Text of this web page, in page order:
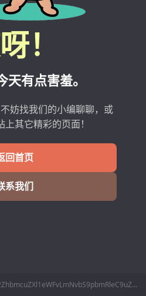
！
天有点害羞。
妨找我们的小编聊聊，或
其它精彩的页面！
回首页
系我们
MTguOTcuMTQuODJodHRwczovL2ZhbmcuZXl1eWFvLmNvbS9pbmRleC9uZXdzL2luZm8vaWQvMzUyOTYzLmh0bWw